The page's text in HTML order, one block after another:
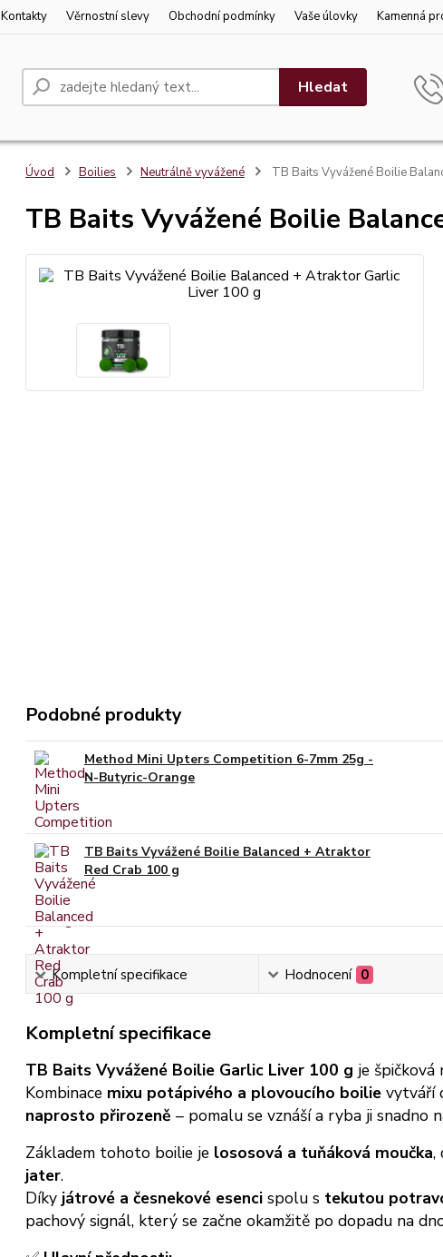
Kontakty Věrnostní slevy Obchodní podmínky Vaše úlovky Kamenná
Hledat
Úvod Boilies Neutrálně vyvážené TB Baits Vyvážené Boilie
TB Baits Vyvážené Boilie
Podobné produkty
Method Mini Upters Competition 6-7mm 25g -
N-Butyric-Orange
TB Baits Vyvážené Boilie Balanced + Atraktor
Red Crab 100 g
Kompletní specifikace Hodnocení 0
Kompletní specifikace
TB Baits Vyvážené Boilie Garlic Liver 100 g je
Kombinace mixu potápivého a plovoucího boilievytváří
naprosto přirozeně – pomalu se vznáší a ryba ji snadno
Základem tohoto boilie je lososová a tuňáková moučka,
jater.
Díky játrové a česnekové esencispolu s tekutou
pachový signál, který se začne okamžitě po dopadu na